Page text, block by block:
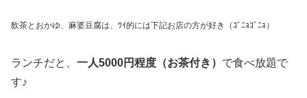
飲茶とおかゆ、麻婆豆腐は、ﾜｲ的には下記お店の方が好き（ｺﾞﾆｮｺﾞﾆｮ）
ランチだと、 一人5000円程度（お茶付き） で食べ放題で
す♪